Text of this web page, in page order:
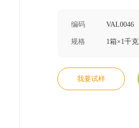
编码 VAL0046
规格 1箱×1千
我要试样